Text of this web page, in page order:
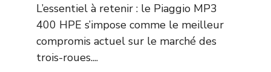
L’essentiel à retenir : le Piaggio MP3
400 HPE s’impose comme le meilleur
compromis actuel sur le marché des
trois-roues....